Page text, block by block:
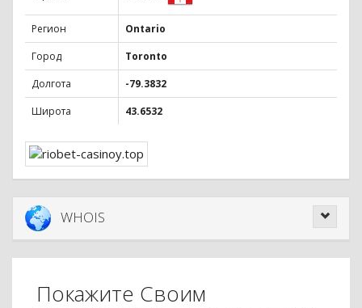
Регион
Ontario
Город
Toronto
Долгота
-79.3832
Широта
43.6532
WHOIS
Покажите Своим